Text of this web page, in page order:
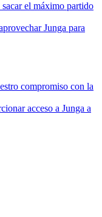
el máximo partido
Junga para
compromiso con la
acceso a Junga a